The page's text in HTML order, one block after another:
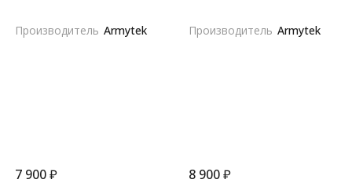
Производитель Armytek
7 900₽
Производитель Armytek
8 900₽